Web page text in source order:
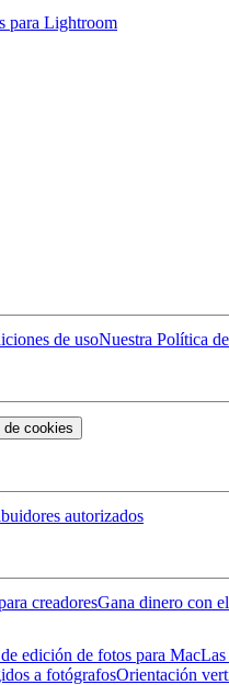
para Lightroom
de usoNuestra Política
de cookies
autorizados
creadoresGana dinero con
edición de fotos para MacLas
a fotógrafosOrientación